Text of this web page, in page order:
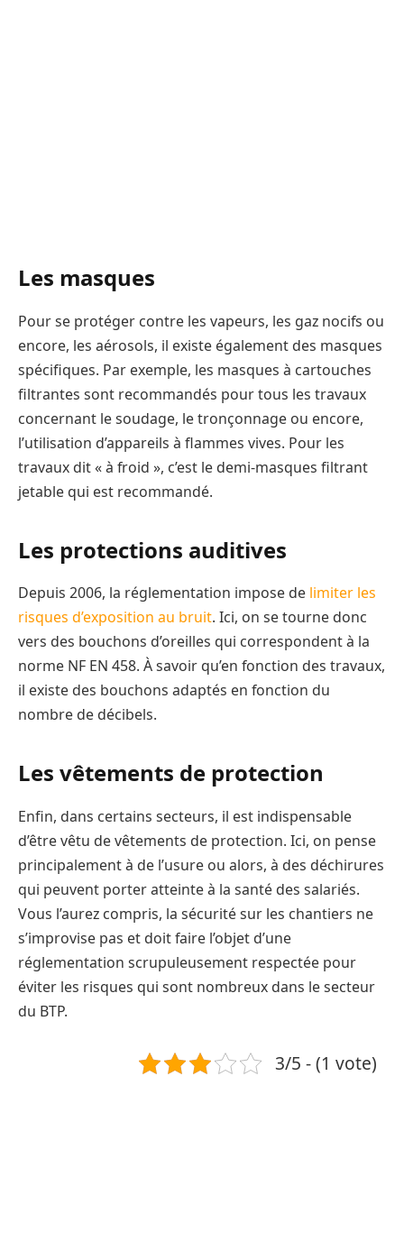
Les masques
Pour se protéger contre les vapeurs, les gaz nocifs ou
encore, les aérosols, il existe également des masques
spécifiques. Par exemple, les masques à cartouches
filtrantes sont recommandés pour tous les travaux
concernant le soudage, le tronçonnage ou encore,
l’utilisation d’appareils à flammes vives. Pour les
travaux dit « à froid », c’est le demi-masques filtrant
jetable qui est recommandé.
Les protections auditives
Depuis 2006, la réglementation impose de limiter les
risques d’exposition au bruit. Ici, on se tourne donc
vers des bouchons d’oreilles qui correspondent à la
norme NF EN 458. À savoir qu’en fonction des travaux,
il existe des bouchons adaptés en fonction du
nombre de décibels.
Les vêtements de protection
Enfin, dans certains secteurs, il est indispensable
d’être vêtu de vêtements de protection. Ici, on pense
principalement à de l’usure ou alors, à des déchirures
qui peuvent porter atteinte à la santé des salariés.
Vous l’aurez compris, la sécurité sur les chantiers ne
s’improvise pas et doit faire l’objet d’une
réglementation scrupuleusement respectée pour
éviter les risques qui sont nombreux dans le secteur
du BTP.
3/5 - (1 vote)